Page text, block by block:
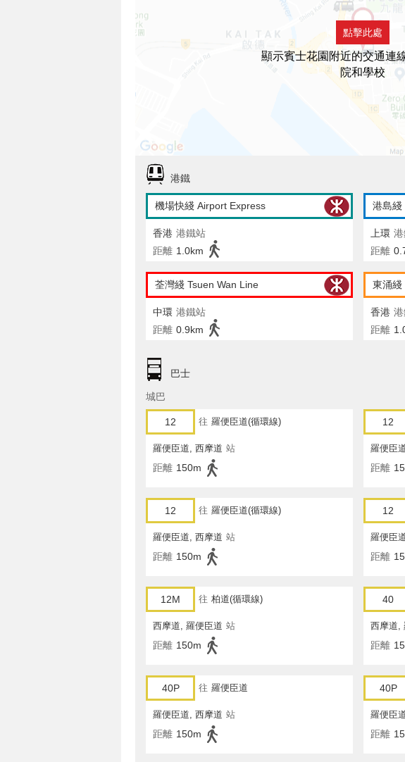
點擊此處
顯示賓士花園附近的交通連
院和學校
港鐵
機場快綫 Airport Express
香港 港鐵站
距離 1.0km
港島綫
上環
距離
荃灣綫 Tsuen Wan Line
中環 港鐵站
距離 0.9km
東涌綫
香港
距離
巴士
城巴
12 往 羅便臣道(循環線)
羅便臣道, 西摩道 站
距離 150m
12
羅便臣
距離
12 往 羅便臣道(循環線)
羅便臣道, 西摩道 站
距離 150m
12
羅便臣
距離
12M 往 柏道(循環線)
西摩道, 羅便臣道 站
距離 150m
40
西摩道,
距離
40P 往 羅便臣道
羅便臣道, 西摩道 站
距離 150m
40P
羅便臣
距離